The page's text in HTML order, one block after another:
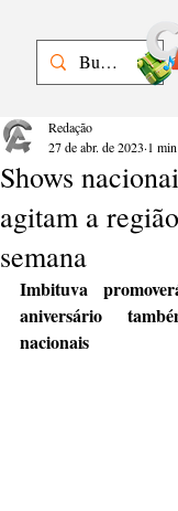
Shows
agitam a
semana
Redação
27 de abr. de 2023 1
Imbituva
aniversário
nacionais